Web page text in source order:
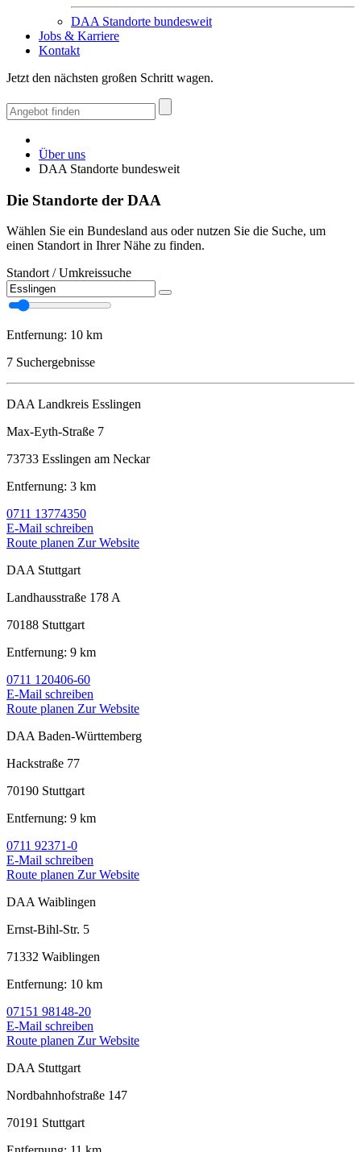
DAA Standorte bundesweit
Jobs & Karriere
Kontakt
Jetzt den nächsten großen Schritt wagen.
Über uns
DAA Standorte bundesweit
Die Standorte der DAA
Wählen Sie ein Bundesland aus oder nutzen Sie die Suche, um
einen Standort in Ihrer Nähe zu finden.
Standort / Umkreissuche
Entfernung: 10 km
7 Suchergebnisse
DAA Landkreis Esslingen
Max-Eyth-Straße 7
73733 Esslingen am Neckar
Entfernung: 3 km
0711 13774350
E-Mail schreiben
Route planen Zur Website
DAA Stuttgart
Landhausstraße 178 A
70188 Stuttgart
Entfernung: 9 km
0711 120406-60
E-Mail schreiben
Route planen Zur Website
DAA Baden-Württemberg
Hackstraße 77
70190 Stuttgart
Entfernung: 9 km
0711 92371-0
E-Mail schreiben
Route planen Zur Website
DAA Waiblingen
Ernst-Bihl-Str. 5
71332 Waiblingen
Entfernung: 10 km
07151 98148-20
E-Mail schreiben
Route planen Zur Website
DAA Stuttgart
Nordbahnhofstraße 147
70191 Stuttgart